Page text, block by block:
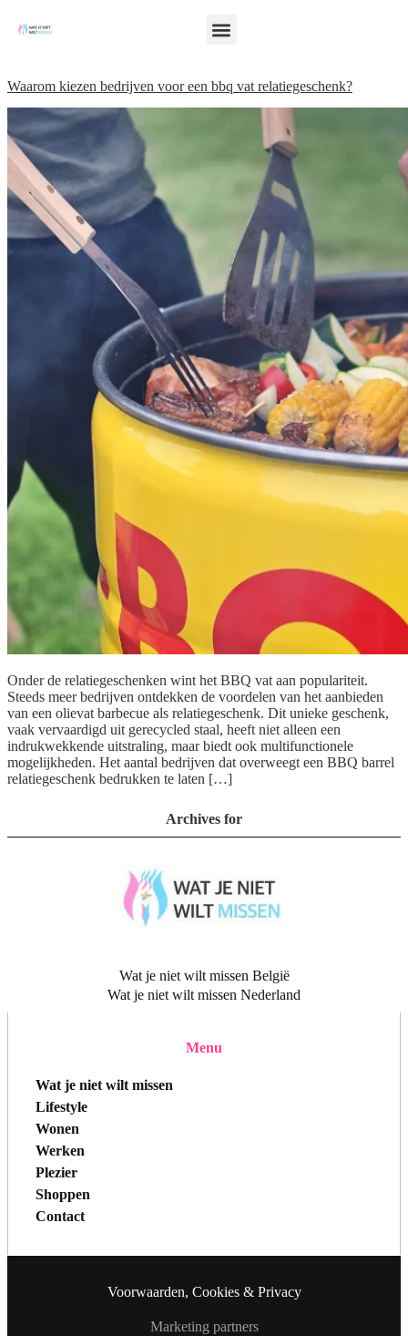
Waarom kiezen bedrijven voor een bbq vat relatiegeschenk?
Onder de relatiegeschenken wint het BBQ vat aan populariteit.
Steeds meer bedrijven ontdekken de voordelen van het aanbieden
van een olievat barbecue als relatiegeschenk. Dit unieke geschenk,
vaak vervaardigd uit gerecycled staal, heeft niet alleen een
indrukwekkende uitstraling, maar biedt ook multifunctionele
mogelijkheden. Het aantal bedrijven dat overweegt een BBQ barrel
relatiegeschenk bedrukken te laten […]
Archives for
Wat je niet wilt missen België
Wat je niet wilt missen Nederland
Menu
Wat je niet wilt missen
Lifestyle
Wonen
Werken
Plezier
Shoppen
Contact
Voorwaarden, Cookies & Privacy
Marketing partners